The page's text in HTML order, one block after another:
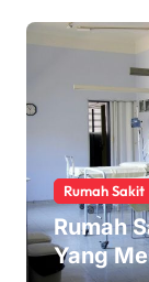
Rumah Sakit
Rumah
Yang